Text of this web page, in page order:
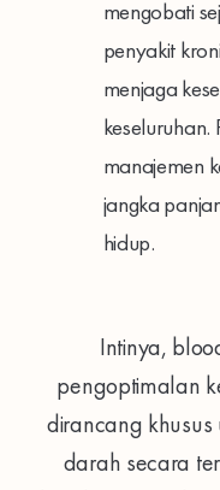
mengobati
penyakit
menjaga
keseluruhan.
manajemen
jangka
hidup.
Intinya,
pengoptimalan
dirancang khusus
darah secara